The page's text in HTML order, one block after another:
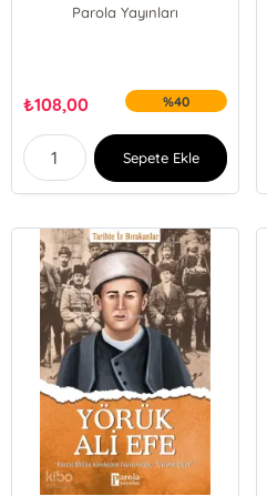
Parola Yayınları
₺108,00 %40
Sepete Ekle